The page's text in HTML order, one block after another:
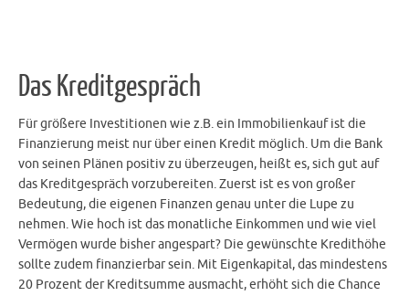
Das Kreditgespräch
Für größere Investitionen wie z.B. ein Immobilienkauf ist die
Finanzierung meist nur über einen Kredit möglich. Um die Bank
von seinen Plänen positiv zu überzeugen, heißt es, sich gut auf
das Kreditgespräch vorzubereiten. Zuerst ist es von großer
Bedeutung, die eigenen Finanzen genau unter die Lupe zu
nehmen. Wie hoch ist das monatliche Einkommen und wie viel
Vermögen wurde bisher angespart? Die gewünschte Kredithöhe
sollte zudem finanzierbar sein. Mit Eigenkapital, das mindestens
20 Prozent der Kreditsumme ausmacht, erhöht sich die Chance